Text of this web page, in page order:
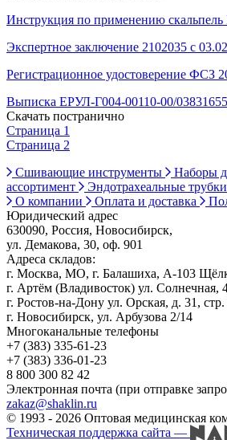
Инструкция по применению скальпель
Экспертное заключение 2102035 с
Регистрационное удостоверение ФСЗ
Выписка ЕРУЛ-Г004-00110-00/
Скачать постранично
Страница 1
Страница 2
Сшивающие инструменты
Наборы
ассортимент
Эндотрахеальные трубки
О компании
Оплата и доставка
Юридический адрес
630090, Россия, Новосибирск,
ул. Демакова, 30, оф. 901
Адреса складов:
г. Москва, МО, г. Балашиха, А-103
г. Артём (Владивосток) ул. Солнечная,
г. Ростов-на-Дону ул. Орская, д. 31, стр.
г. Новосибирск, ул. Арбузова 2/14
Многоканальные телефоны
+7 (383) 335-61-23
+7 (383) 336-01-23
8 800 300 82 42
Электронная почта (при отправке
zakaz@shaklin.ru
© 1993 - 2026 Оптовая медицинская
Техническая поддержка сайта —